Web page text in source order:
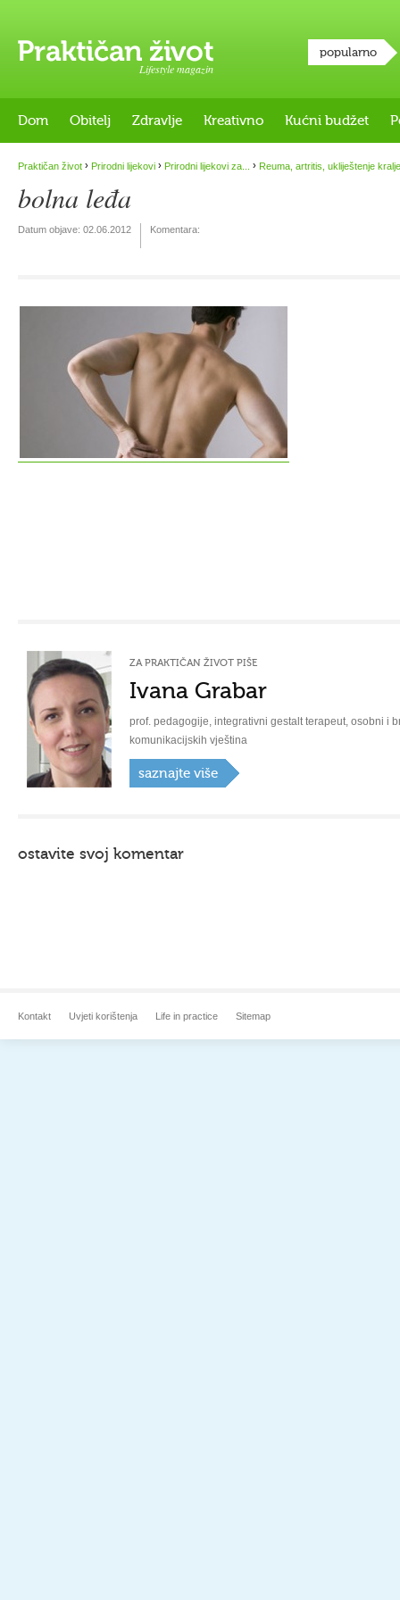
Lifestyle magazin
popularno
Dom Obitelj Zdravlje Kreativno Kućni budžet
Praktičan život › Prirodni lijekovi › Prirodni lijekovi za... › Reuma, artritis, ukliještenje
bolna leđa
Datum objave: 02.06.2012 Komentara:
ZA PRAKTIČAN ŽIVOT PIŠE
Ivana Grabar
prof. pedagogije, integrativni gestalt terapeut, osobni i
komunikacijskih vještina
saznajte više
ostavite svoj komentar
Kontakt Uvjeti korištenja Life in practice Sitemap